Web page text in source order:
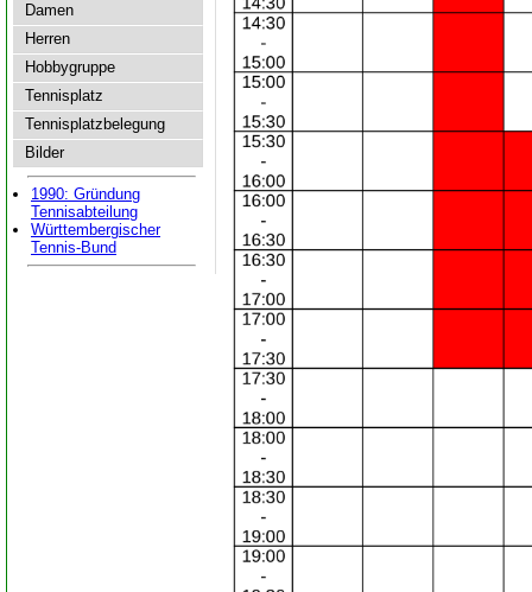
Damen
Herren
Hobbygruppe
Tennisplatz
Tennisplatzbelegung
Bilder
1990: Gründung
Tennisabteilung
Württembergischer
Tennis-Bund